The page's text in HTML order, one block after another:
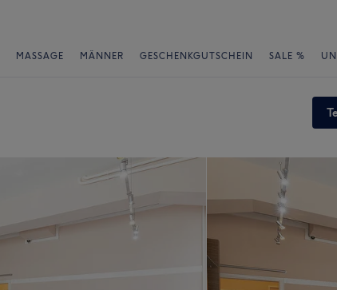
MASSAGE MÄNNER GESCHENKGUTSCHEIN SALE %